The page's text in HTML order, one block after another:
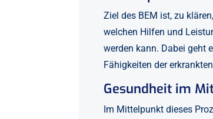
Ziel des BEM ist, zu
welchen Hilfen und
werden kann. Dabei geht
Fähigkeiten der
Gesundheit im
Im Mittelpunkt dieses